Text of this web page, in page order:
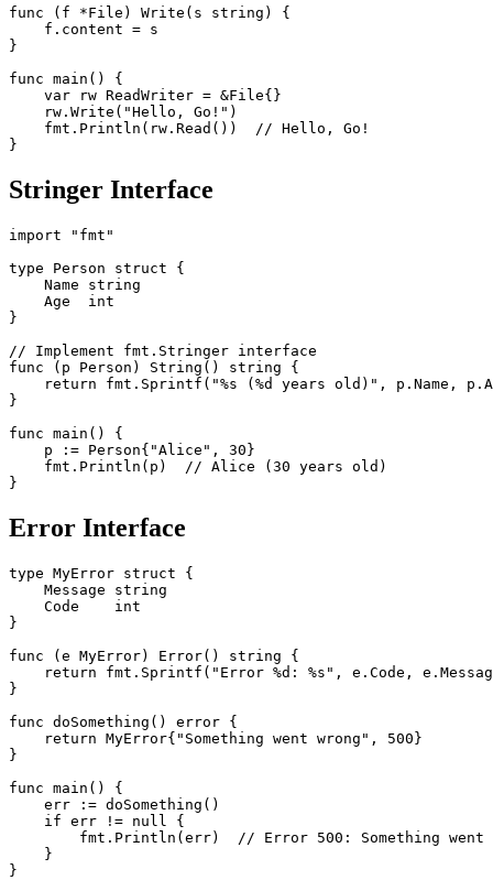
func (f *File) Write(s string) {
    f.content = s
}
func main() {
    var rw ReadWriter = &File{}
    rw.Write("Hello, Go!")
    fmt.Println(rw.Read())  // Hello, Go!
Stringer Interface
import "fmt"
type Person struct {
    Name string
    Age  int
}
// Implement fmt.Stringer interface
func (p Person) String() string {
return fmt.Sprintf("%s (%d years old)", p.Name,
}
func main() {
    p := Person{"Alice", 30}
    fmt.Println(p)  // Alice (30 years old)
Error Interface
type MyError struct {
    Message string
    Code    int
}
func (e MyError) Error() string {
return fmt.Sprintf("Error %d: %s", e.Code,
}
func doSomething() error {
    return MyError{"Something went wrong", 500}
}
func main() {
    err := doSomething()
    if err != null {
fmt.Println(err)  // Error 500: Something went
    }